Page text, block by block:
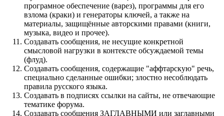
програмное обеспечение (варез), программы для его
взлома (краки) и генераторы ключей, а также на
материалы, защищённые авторскими правами (книги,
музыка, видео и прочее).
Создавать сообщения, не несущие конкретной
смысловой нагрузки в контексте обсуждаемой темы
(флуд).
Создавать сообщения, содержащие "аффтарскую" речь,
специально сделанные ошибки; злостно несоблюдать
правила русского языка.
Создавать в подписях ссылки на сайты, не отвечающие
тематике форума.
Cоздавать сообщения ЗАГЛАВНЫМИ или заглавными